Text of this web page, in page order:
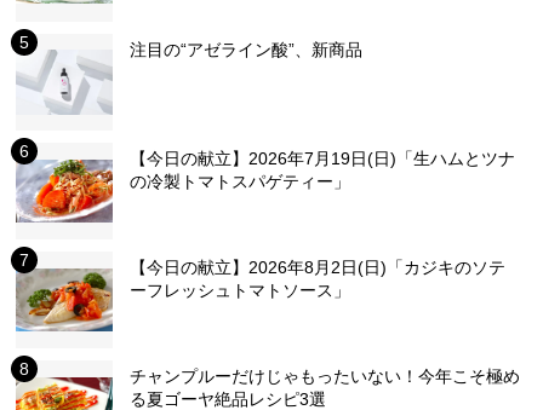
注目の“アゼライン酸”、新商品
【今日の献立】2026年7月19日(日)「生ハムとツナ
の冷製トマトスパゲティー」
【今日の献立】2026年8月2日(日)「カジキのソテ
ーフレッシュトマトソース」
チャンプルーだけじゃもったいない！今年こそ極め
る夏ゴーヤ絶品レシピ3選